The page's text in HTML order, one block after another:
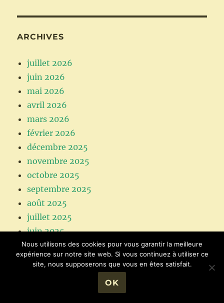
ARCHIVES
juillet 2026
juin 2026
mai 2026
avril 2026
mars 2026
février 2026
décembre 2025
novembre 2025
octobre 2025
septembre 2025
août 2025
juillet 2025
juin 2025
mai 2025
avril 2025
Nous utilisons des cookies pour vous garantir la meilleure
expérience sur notre site web. Si vous continuez à utiliser ce
site, nous supposerons que vous en êtes satisfait.
OK